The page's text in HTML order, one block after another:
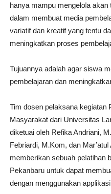
hanya mampu mengelola
dalam membuat media
variatif dan kreatif yang tentu
meningkatkan proses
Tujuannya adalah agar siswa
pembelajaran dan
Tim dosen pelaksana kegiatan
Masyarakat dari Universitas
diketuai oleh Refika Andriani,
Febriardi, M.Kom, dan
memberikan sebuah pelatihan
Pekanbaru untuk dapat
dengan menggunakan